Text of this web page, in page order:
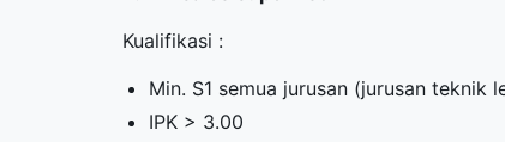
Kualifikasi :
Min. S1 semua jurusan (jurusan teknik
IPK > 3.00